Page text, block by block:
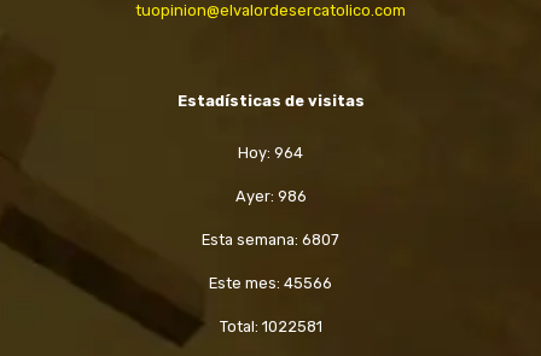
tuopinion@elvalordesercatolico.com
Estadísticas de visitas
Hoy: 964
Ayer: 986
Esta semana: 6807
Este mes: 45566
Total: 1022581